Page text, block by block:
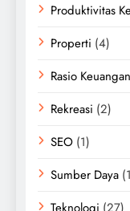
Produktivitas
Properti (4)
Rasio Keuangan
Rekreasi (2)
SEO (1)
Sumber Daya